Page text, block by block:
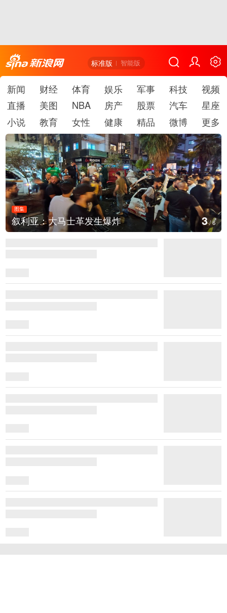
标准版 智能版
新闻 财经 体育 娱乐 军事 科技
视频
直播
美图 NBA 房产 股票 汽车
星座
小说
教育 女性 健康 精品 微博 更多
图集
叙利亚：大马士革发生爆炸 3/6